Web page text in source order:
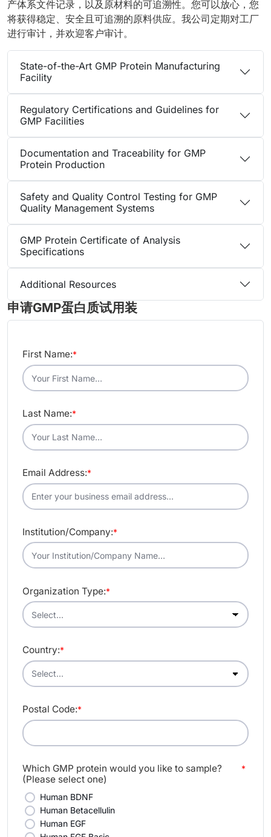
产体系文件记录，以及原材料的可追溯性。您可以放心，您
将获得稳定、安全且可追溯的原料供应。我公司定期对工厂
进行审计，并欢迎客户审计。
State-of-the-Art GMP Protein Manufacturing
Facility
Regulatory Certifications and Guidelines for
GMP Facilities
Documentation and Traceability for GMP
Protein Production
Safety and Quality Control Testing for GMP
Quality Management Systems
GMP Protein Certificate of Analysis
Specifications
Additional Resources
申请GMP蛋白质试用装
*
First Name:
*
Last Name:
*
Email Address:
*
Institution/Company:
*
Organization Type:
*
Country:
*
Postal Code:
*
Which GMP protein would you like to sample?
(Please select one)
Human BDNF
Human Betacellulin
Human EGF